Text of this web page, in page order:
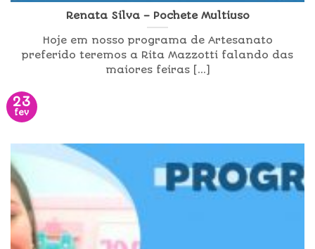
Renata Silva – Pochete Multiuso
Hoje em nosso programa de Artesanato
preferido teremos a Rita Mazzotti falando das
maiores feiras [...]
23
fev